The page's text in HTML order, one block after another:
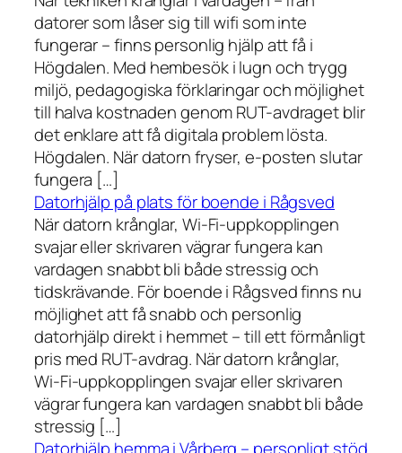
datorer som låser sig till wifi som inte
fungerar – finns personlig hjälp att få i
Högdalen. Med hembesök i lugn och trygg
miljö, pedagogiska förklaringar och möjlighet
till halva kostnaden genom RUT-avdraget blir
det enklare att få digitala problem lösta.
Högdalen. När datorn fryser, e-posten slutar
fungera […]
Datorhjälp på plats för boende i Rågsved
När datorn krånglar, Wi-Fi-uppkopplingen
svajar eller skrivaren vägrar fungera kan
vardagen snabbt bli både stressig och
tidskrävande. För boende i Rågsved finns nu
möjlighet att få snabb och personlig
datorhjälp direkt i hemmet – till ett förmånligt
pris med RUT-avdrag. När datorn krånglar,
Wi-Fi-uppkopplingen svajar eller skrivaren
vägrar fungera kan vardagen snabbt bli både
stressig […]